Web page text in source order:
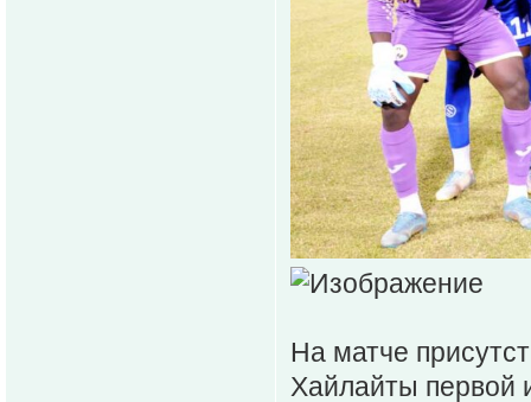
На матче
Хайлайты первой